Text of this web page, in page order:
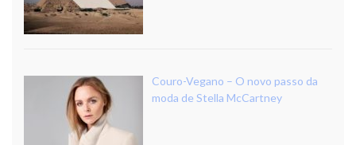
Couro-Vegano – O novo passo da
moda de Stella McCartney